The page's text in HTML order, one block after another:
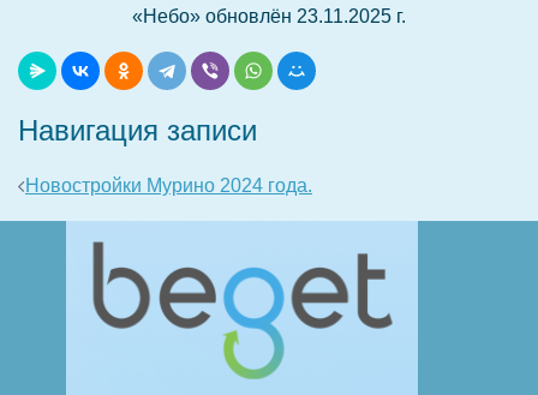
«Небо» обновлён 23.11.2025 г.
Навигация записи
Новостройки Мурино 2024 года.